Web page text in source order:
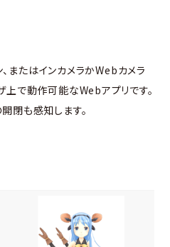
またはインカメラかWebカメラ
上で動作可能なWebアプリです。
閉も感知します。